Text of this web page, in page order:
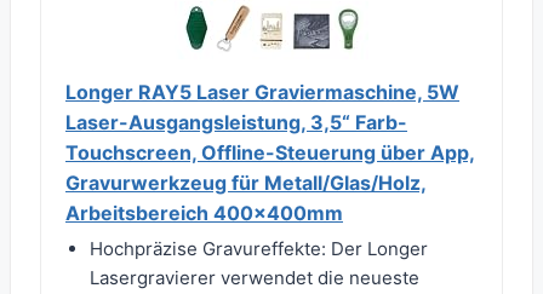
Longer RAY5 Laser Graviermaschine, 5W
Laser-Ausgangsleistung, 3,5“ Farb-
Touchscreen, Offline-Steuerung über App,
Gravurwerkzeug für Metall/Glas/Holz,
Arbeitsbereich 400x400mm
Hochpräzise Gravureffekte: Der Longer
Lasergravierer verwendet die neueste